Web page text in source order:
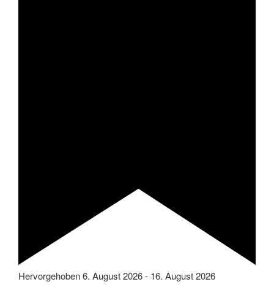
Hervorgehoben6. August 2026- 16. August 2026